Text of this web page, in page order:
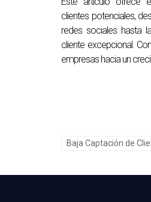
manera en que
incorporar un
en tecnología es
contactos,
Las
clientes potenciales,
redes sociales hasta
cliente excepcional.
empresas hacia un
Baja Captación de